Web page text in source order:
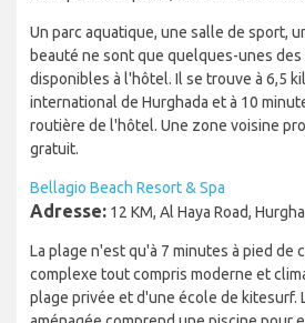
Un parc aquatique, une salle de sport,
beauté ne sont que quelques-unes des
disponibles à l'hôtel. Il se trouve à 6,5
international de Hurghada et à 10
routière de l'hôtel. Une zone voisine
gratuit.
Bellagio Beach Resort & Spa
Adresse: 12 KM, Al Haya Road,
La plage n'est qu'à 7 minutes à pied de
complexe tout compris moderne et
plage privée et d'une école de kitesurf.